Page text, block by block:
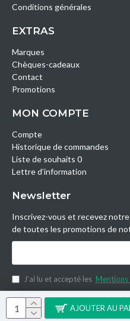
AJOUTER AU
Conditions générales
EXTRAS
Marques
Chèques-cadeaux
Contact
Promotions
MON COMPTE
Compte
Historique de commandes
Liste de souhaits 0
Lettre d’information
Newsletter
Inscrivez-vous et recevez
de toutes les promotions de
J’ai lu et accepté les Mentions
Copyright © 2014, Parashop.tn,